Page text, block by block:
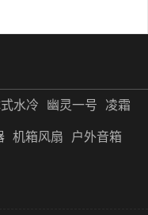
水冷 幽灵一号 凌霜
机箱风扇 户外音箱